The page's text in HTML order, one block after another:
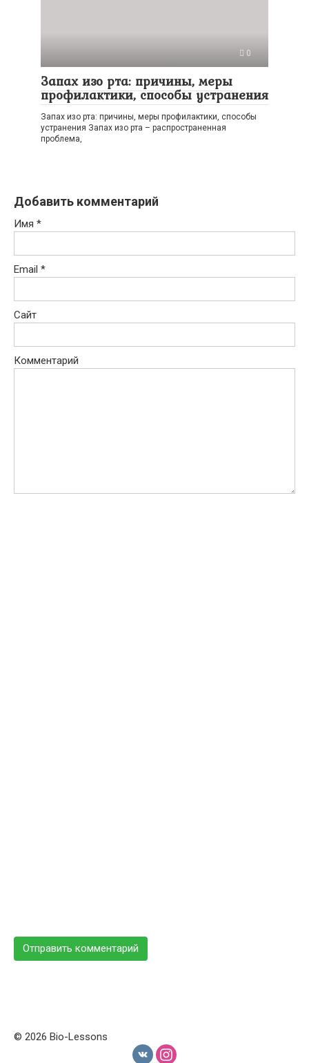
0
Запах изо рта: причины, меры
профилактики, способы устранения
Запах изо рта: причины, меры профилактики, способы
устранения Запах изо рта – распространенная
проблема,
Добавить комментарий
Имя *
Email *
Сайт
Комментарий
© 2026 Bio-Lessons